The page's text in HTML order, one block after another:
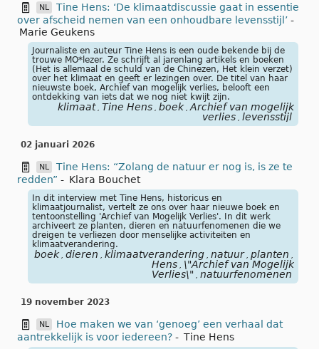
NL
Tine Hens: ‘De klimaatdiscussie gaat in essentie
over afscheid nemen van een onhoudbare levensstijl’ -
Marie Geukens
Journaliste en auteur Tine Hens is een oude bekende bij de
trouwe MO*lezer. Ze schrijft al jarenlang artikels en boeken
(Het is allemaal de schuld van de Chinezen, Het klein verzet)
over het klimaat en geeft er lezingen over. De titel van haar
nieuwste boek, Archief van mogelijk verlies, belooft een
ontdekking van iets dat we nog niet kwijt zijn.
klimaat Tine Hens boek Archief van mogelijk
verlies levensstijl
02 januari 2026
NL
Tine Hens: “Zolang de natuur er nog is, is ze te
redden” - Klara Bouchet
In dit interview met Tine Hens, historicus en
klimaatjournalist, vertelt ze ons over haar nieuwe boek en
tentoonstelling 'Archief van Mogelijk Verlies'. In dit werk
archiveert ze planten, dieren en natuurfenomenen die we
dreigen te verliezen door menselijke activiteiten en
klimaatverandering.
boek dieren klimaatverandering natuur planten
Hens
\"Archief van Mogelijk
Verlies\"
natuurfenomenen
19 november 2023
NL
Hoe maken we van ‘genoeg’ een verhaal dat
aantrekkelijk is voor iedereen? - Tine Hens